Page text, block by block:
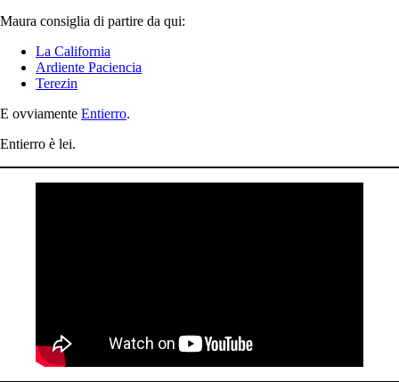
Maura consiglia di partire da qui:
La California
Ardiente Paciencia
Terezin
E ovviamente Entierro.
Entierro è lei.